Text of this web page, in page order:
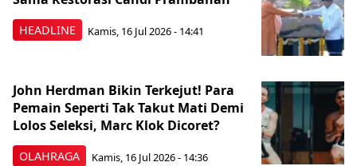
HEADLINE Kamis, 16 Jul 2026 - 14:41
OLAHRAGA
John Herdman Bikin Terkejut! Para
Pemain Seperti Tak Takut Mati Demi
Lolos Seleksi, Marc Klok Dicoret?
Kamis, 16 Jul 2026 - 14:36